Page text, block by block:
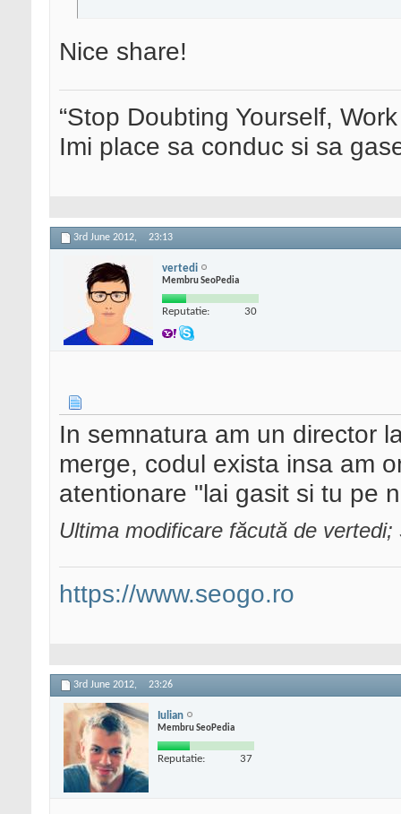
Nice share!
“Stop Doubting Yourself,
Imi place sa conduc si sa
3rd June 2012, 23:13
vertedi
Membru SeoPedia
Reputatie: 30
In semnatura am un director
merge, codul exista insa am
atentionare "lai gasit si tu pe
Ultima modificare făcută de
https://www.seogo.ro
3rd June 2012, 23:26
Iulian
Membru SeoPedia
Reputatie: 37